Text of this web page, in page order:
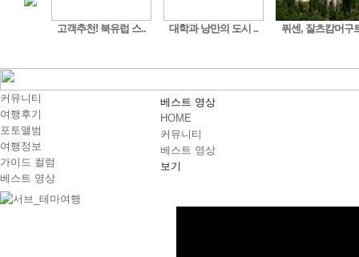
스페인. 포르투갈 카.. 고객추천! 북유럽 스.. 대학과 낭만의 도시 ..
커뮤니티
여행후기
포토앨범
여행정보
가이드 컬럼
베스트 영상
베스트 영상
HOME
커뮤니티
베스트 영상
보기